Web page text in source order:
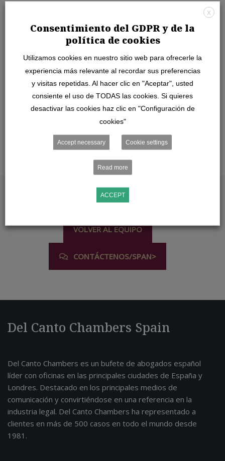
directiva del Observatorio Hispano en Londres. Julio
tiene un Máster en Fiscalidad.
VOLVER AL EQUIPO
CONTÁCTENOS/SPAN>
Del Canto Chambers Spain
Del Canto Chambers es un bufete de abogados español
líder con oficinas en las principales ciudades de España y
Londres. Destacado en los principales medios de
comunicación y convirtiéndose en una referencia en la
industria legal. Del Canto Chambers ha representado a
clientes en más de 500 casos en todo el mundo desde
1981.
X
Consentimiento del GDPR y de la
política de cookies
Utilizamos cookies en nuestro sitio web para ofrecerle la
experiencia más relevante al recordar sus preferencias
y visitas repetidas. Al hacer clic en "Aceptar", usted
consiente el uso de TODAS las cookies. Si quieres
desactivar las cookies haz clic en "Configuración de
cookies"
Accept necessary Cookie settings
Read more
ACCEPT